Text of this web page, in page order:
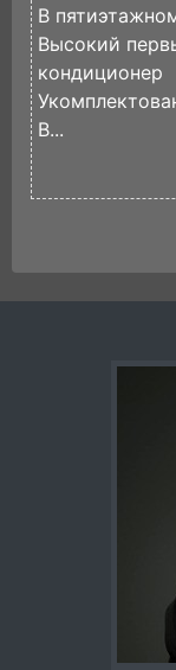
В
Высокий
кондиционер
В...